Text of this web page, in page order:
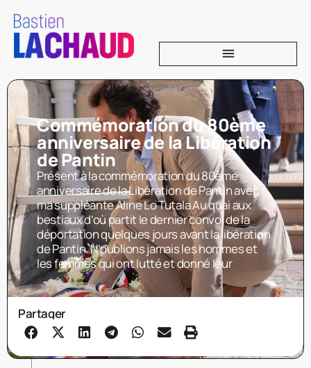
Commémoration du 80ème
anniversaire de la Libération
de Pantin
Présent à la commémoration du 80ème
anniversaire de la Libération de Pantin avec
ma suppléante Aline Lo Tutala Au quai aux
bestiaux d’où partit le dernier convoi de la
déportation quelques jours avant la libération
de Pantin. N’oublions jamais les hommes et
les femmes qui ont lutté et donné leur
Partager